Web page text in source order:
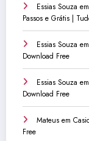
Essias Souza em
Passos e Grátis |
Essias Souza em
Download Free
Essias Souza em
Download Free
Mateus em
Free